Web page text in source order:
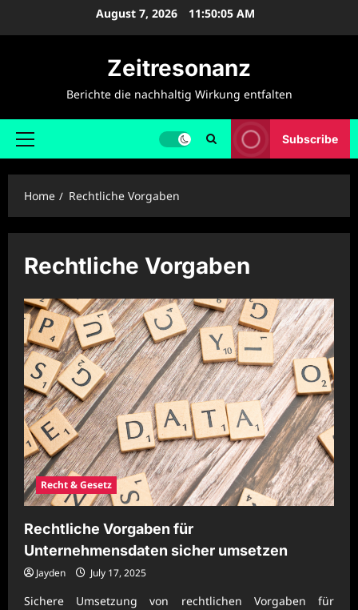
August 7, 2026 11:50:06 AM
Zeitresonanz
Berichte die nachhaltig Wirkung entfalten
Primary
Subscribe
Home Rechtliche Vorgaben
Rechtliche Vorgaben
Recht & Gesetz
Rechtliche Vorgaben für
Unternehmensdaten sicher umsetzen
Jayden July 17, 2025
Sichere Umsetzung von rechtlichen Vorgaben für